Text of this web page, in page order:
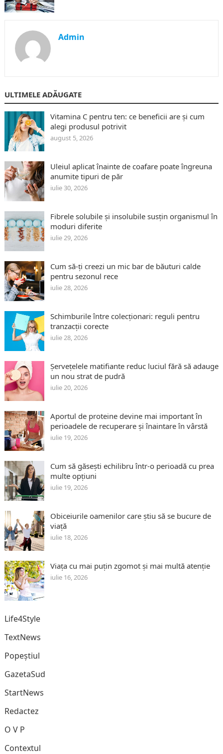
Admin
ULTIMELE ADĂUGATE
Vitamina C pentru ten: ce beneficii are și cum
alegi produsul potrivit
august 5, 2026
Uleiul aplicat înainte de coafare poate îngreuna
anumite tipuri de păr
iulie 30, 2026
Fibrele solubile și insolubile susțin organismul în
moduri diferite
iulie 29, 2026
Cum să-ți creezi un mic bar de băuturi calde
pentru sezonul rece
iulie 28, 2026
Schimburile între colecționari: reguli pentru
tranzacții corecte
iulie 28, 2026
Șervețelele matifiante reduc luciul fără să adauge
un nou strat de pudră
iulie 20, 2026
Aportul de proteine devine mai important în
perioadele de recuperare și înaintare în vârstă
iulie 19, 2026
Cum să găsești echilibru într-o perioadă cu prea
multe opțiuni
iulie 19, 2026
Obiceiurile oamenilor care știu să se bucure de
viață
iulie 18, 2026
Viața cu mai puțin zgomot și mai multă atenție
iulie 16, 2026
Life4Style
TextNews
Popeștiul
GazetaSud
StartNews
Redactez
O V P
Contextul